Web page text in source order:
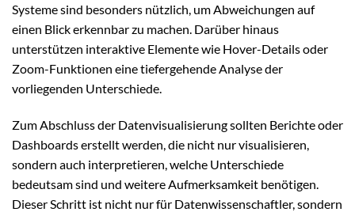
Systeme sind besonders nützlich, um Abweichungen auf
einen Blick erkennbar zu machen. Darüber hinaus
unterstützen interaktive Elemente wie Hover-Details oder
Zoom-Funktionen eine tiefergehende Analyse der
vorliegenden Unterschiede.
Zum Abschluss der Datenvisualisierung sollten Berichte oder
Dashboards erstellt werden, die nicht nur visualisieren,
sondern auch interpretieren, welche Unterschiede
bedeutsam sind und weitere Aufmerksamkeit benötigen.
Dieser Schritt ist nicht nur für Datenwissenschaftler, sondern